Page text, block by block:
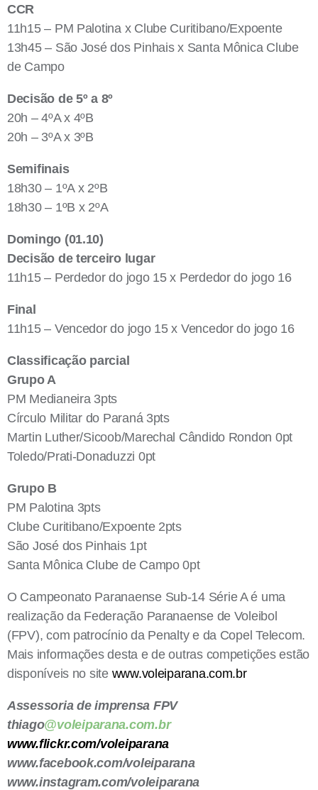
CCR
11h15 – PM Palotina x Clube Curitibano/Expoente
13h45 – São José dos Pinhais x Santa Mônica Clube
de Campo
Decisão de 5º a 8º
20h – 4ºA x 4ºB
20h – 3ºA x 3ºB
Semifinais
18h30 – 1ºA x 2ºB
18h30 – 1ºB x 2ºA
Domingo (01.10)
Decisão de terceiro lugar
11h15 – Perdedor do jogo 15 x Perdedor do jogo 16
Final
11h15 – Vencedor do jogo 15 x Vencedor do jogo 16
Classificação parcial
Grupo A
PM Medianeira 3pts
Círculo Militar do Paraná 3pts
Martin Luther/Sicoob/Marechal Cândido Rondon 0pt
Toledo/Prati-Donaduzzi 0pt
Grupo B
PM Palotina 3pts
Clube Curitibano/Expoente 2pts
São José dos Pinhais 1pt
Santa Mônica Clube de Campo 0pt
O Campeonato Paranaense Sub-14 Série A é uma
realização da Federação Paranaense de Voleibol
(FPV), com patrocínio da Penalty e da Copel Telecom.
Mais informações desta e de outras competições estão
disponíveis no site www.voleiparana.com.br
Assessoria de imprensa FPV
thiago@voleiparana.com.br
www.flickr.com/voleiparana
www.facebook.com/voleiparana
www.instagram.com/voleiparana